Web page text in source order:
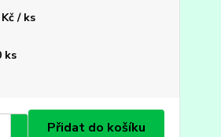
/ ks
ks
Přidat do košíku